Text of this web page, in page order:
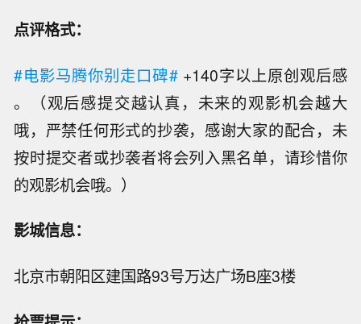
点评格式：
#电影马腾你别走口碑#+140字以上原创观后感
。（观后感提交越认真，未来的观影机会越大
哦，严禁任何形式的抄袭，感谢大家的配合，未
按时提交者或抄袭者将会列入黑名单，请珍惜你
的观影机会哦。）
影城信息：
北京市朝阳区建国路93号万达广场B座3楼